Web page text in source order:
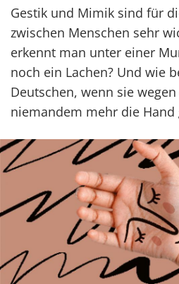
Gestik und Mimik sind für
zwischen Menschen sehr
erkennt man unter einer
noch ein Lachen? Und wie
Deutschen, wenn sie
niemandem mehr die Hand